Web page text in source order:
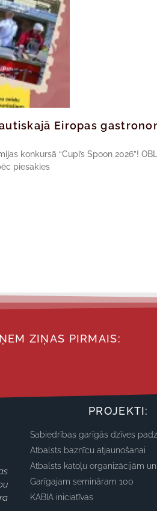
Eiropas
konkursā “Cupi’s Spoon 2026”!
piesakies
ZIŅAS PIRMAIS:
PROJEKTI:
Sabiedrības garīgās dzīves
Atbalsts baznīcu atjaunošanai
Atbalsts katoļu organizācijām
Garīgajam semināram 100
KABIA iniciatīvas